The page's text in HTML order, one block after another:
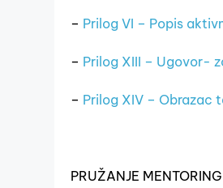
– Prilog VI – Popis
– Prilog XIII – Ugovor-
– Prilog XIV – Obrazac
PRUŽANJE